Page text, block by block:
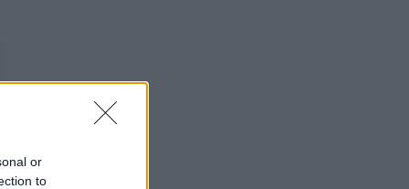
or
to